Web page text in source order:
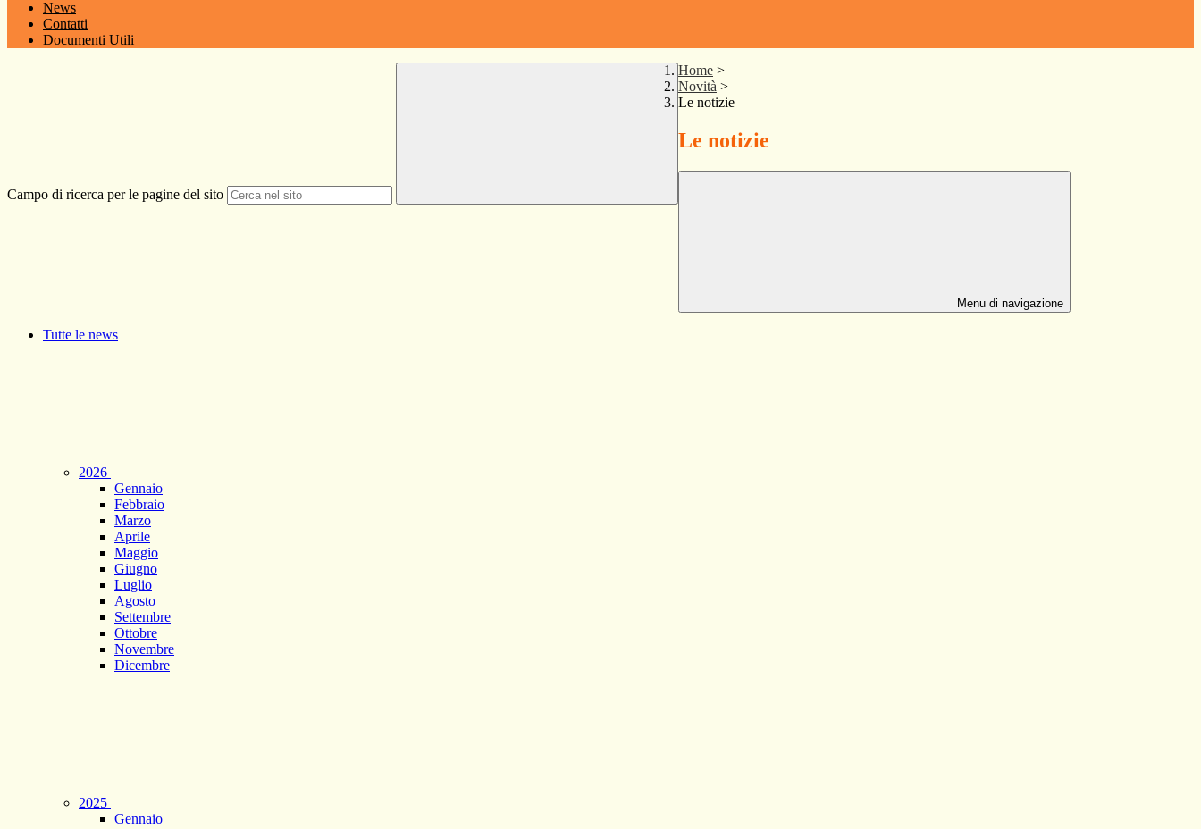
News
Contatti
Documenti Utili
Campo di ricerca per le pagine del sito
Home >
Novità >
Le notizie
Le notizie
Menu di navigazione
Tutte le news
2026
Gennaio
Febbraio
Marzo
Aprile
Maggio
Giugno
Luglio
Agosto
Settembre
Ottobre
Novembre
Dicembre
2025
Gennaio